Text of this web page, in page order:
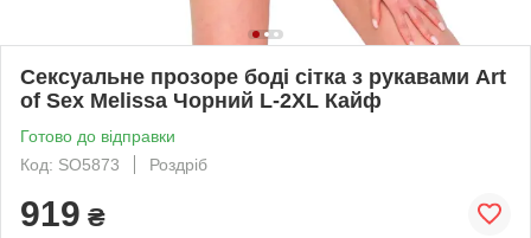
Сексуальне прозоре боді сітка з рукавами Art
of Sex Melissa Чорний L-2XL Кайф
Готово до відправки
Код: SO5873
Роздріб
919 ₴